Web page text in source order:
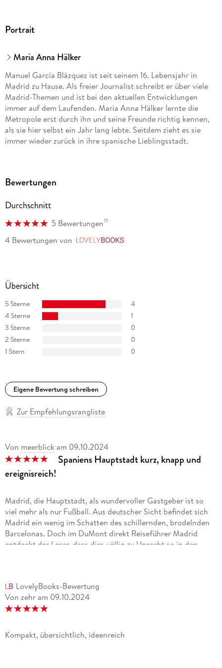
Portrait
Maria Anna Hälker
Manuel García Blázquez ist seit seinem 16. Lebensjahr in
Madrid zu Hause. Als freier Journalist schreibt er über viele
Madrid-Themen und ist bei den aktuellen Entwicklungen
immer auf dem Laufenden. Maria Anna Hälker lernte die
Metropole erst durch ihn und seine Freunde richtig kennen,
als sie hier selbst ein Jahr lang lebte. Seitdem zieht es sie
immer wieder zurück in ihre spanische Lieblingsstadt.
Bewertungen
Durchschnitt
5 Bewertungen15
4 Bewertungen von
Übersicht
5 Sterne
4
4 Sterne
1
3 Sterne
0
2 Sterne
0
1 Stern
0
Eigene Bewertung schreiben
Zur Empfehlungsrangliste
Von meerblick am 09.10.2024
Spaniens Hauptstadt kurz, knapp und
ereignisreich!
Madrid, die Hauptstadt, als wundervoller Gastgeber ist so
viel mehr als nur Fußball. Aus deutscher Sicht befindet sich
Madrid ein wenig im Schatten des schillernden, brodelnden
Barcelonas. Doch im DuMont direkt Reiseführer Madrid
entdeckt der Leser, dass dies völlig zu Unrecht so in den
ein, Kultur und Leute besser kennen zu lernen.
Der DuMont direkt Reiseführer Madrid verhilft dazu, sich
eine Übersicht zu verschaffen, ohne dabei überflutet zu
Punkte, die es selbst zu entdecken gilt.
Es gibt einen großen Cityplan, der im kompakten,
LovelyBooks-Bewertung
Von zehr am 09.10.2024
Kompakt, übersichtlich, ideenreich